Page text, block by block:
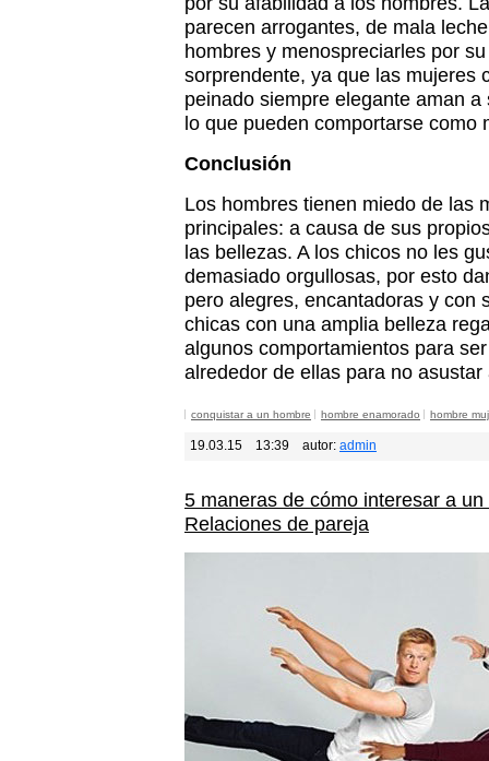
parecen arrogantes, de mala
hombres y menospreciarles por
sorprendente, ya que las mujeres
peinado siempre elegante aman
lo que pueden comportarse como
Conclusión
Los hombres tienen miedo de las
principales: a causa de sus
las bellezas. A los chicos no les
demasiado orgullosas, por esto
pero alegres, encantadoras y con
chicas con una amplia belleza
algunos comportamientos para
alrededor de ellas para no asustar
conquistar a un hombre hombre enamorado hombre
19.03.15 13:39 autor: admin
5 maneras de cómo interesar a un
Relaciones de pareja